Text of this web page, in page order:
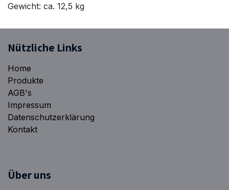
Gewicht: ca. 12,5 kg
Nützliche Links
Home
Produkte
AGB's
Impressum
Datenschutzerklärung
Kontakt
Über uns